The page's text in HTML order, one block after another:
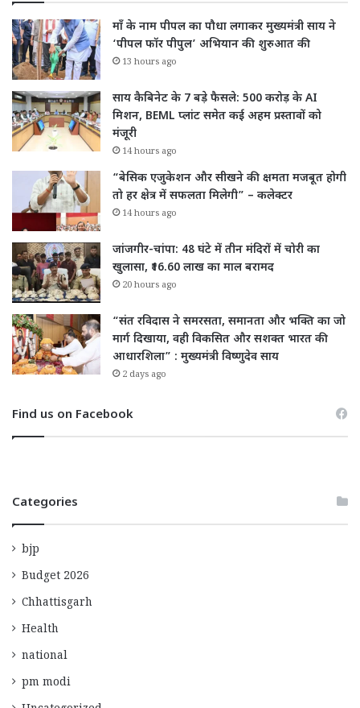
माँ के नाम पीपल का पौधा लगाकर मुख्यमंत्री साय ने
‘पीपल फॉर पीपुल’ अभियान की शुरुआत की
13 hours ago
साय कैबिनेट के 7 बड़े फैसले: 500 करोड़ के AI
मिशन, BEML प्लांट समेत कई अहम प्रस्तावों को
मंजूरी
14 hours ago
“बेसिक एजुकेशन और सीखने की क्षमता मजबूत होगी
तो हर क्षेत्र में सफलता मिलेगी” – कलेक्टर
14 hours ago
जांजगीर-चांपा: 48 घंटे में तीन मंदिरों में चोरी का
खुलासा, ₹16.60 लाख का माल बरामद
20 hours ago
“संत रविदास ने समरसता, समानता और भक्ति का जो
मार्ग दिखाया, वही विकसित और सशक्त भारत की
आधारशिला” : मुख्यमंत्री विष्णुदेव साय
2 days ago
Find us on Facebook
Categories
bjp
Budget 2026
Chhattisgarh
Health
national
pm modi